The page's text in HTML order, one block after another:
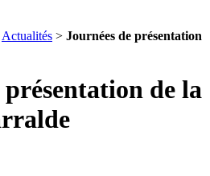
Actualités > Journées de présentation